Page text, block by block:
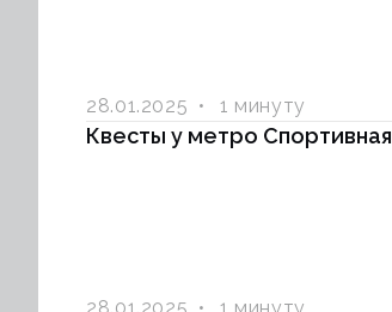
28.01.2025 1 минуту
Квесты у метро Спортивная